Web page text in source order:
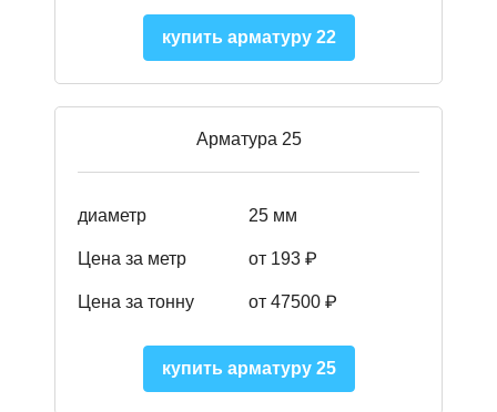
купить арматуру 22
Арматура 25
диаметр 25 мм
Цена за метр от 193 ₽
Цена за тонну от 47500 ₽
купить арматуру 25